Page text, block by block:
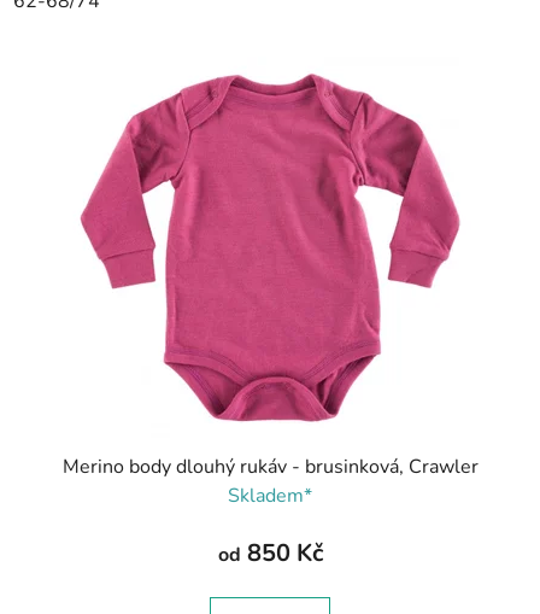
Merino body dlouhý rukáv - brusinková, Crawler
Skladem*
od 850 Kč